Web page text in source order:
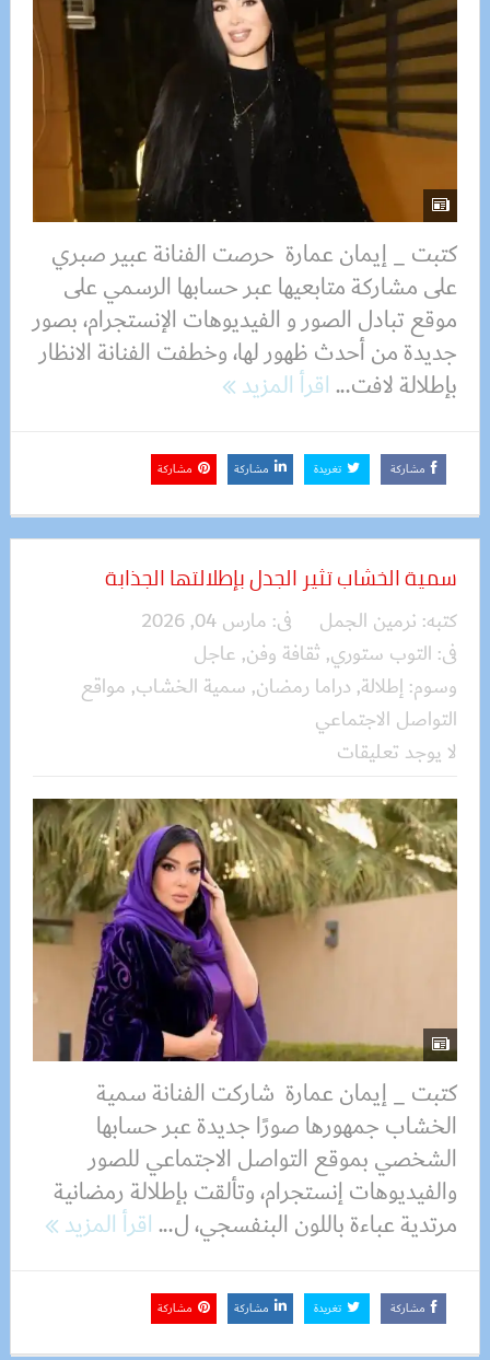
كتبت _ إيمان عمارة حرصت الفنانة عبير صبري
على مشاركة متابعيها عبر حسابها الرسمي على
موقع تبادل الصور و الفيديوهات الإنستجرام، بصور
جديدة من أحدث ظهور لها، وخطفت الفنانة الانظار
بإطلالة لافت...اقرأ المزيد
مشاركة تغريدة مشاركة مشاركة
سمية الخشاب تثير الجدل بإطلالتها الجذابة
كتبه: نرمين الجمل فى: مارس 04, 2026
فى: التوب ستوري, ثقافة وفن, عاجل
وسوم: إطلالة, دراما رمضان, سمية الخشاب, مواقع
التواصل الاجتماعي
لا يوجد تعليقات
كتبت _ إيمان عمارة شاركت الفنانة سمية
الخشاب جمهورها صورًا جديدة عبر حسابها
الشخصي بموقع التواصل الاجتماعي للصور
والفيديوهات إنستجرام، وتألقت بإطلالة رمضانية
مرتدية عباءة باللون البنفسجي، ل...اقرأ المزيد
مشاركة تغريدة مشاركة مشاركة